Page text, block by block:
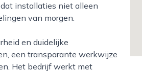
installaties niet alleen
van morgen.
een transparante werkwijze
Het bedrijf werkt met